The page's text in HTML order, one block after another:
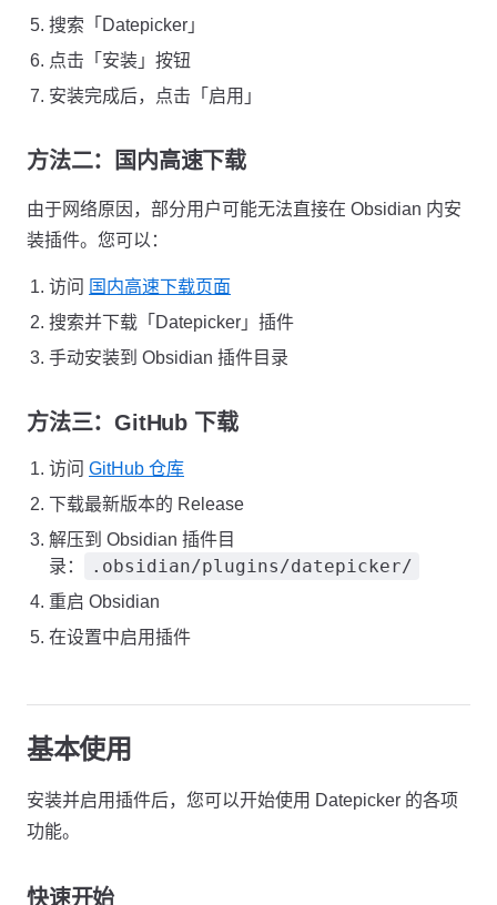
搜索「Datepicker」
点击「安装」按钮
安装完成后，点击「启用」
方法二：国内高速下载
由于网络原因，部分用户可能无法直接在 Obsidian 内安
装插件。您可以：
访问 国内高速下载页面
搜索并下载「Datepicker」插件
手动安装到 Obsidian 插件目录
方法三：GitHub 下载
访问 GitHub 仓库
下载最新版本的 Release
解压到 Obsidian 插件目
录：
.obsidian/plugins/datepicker/
重启 Obsidian
在设置中启用插件
基本使用
安装并启用插件后，您可以开始使用 Datepicker 的各项
功能。
快速开始